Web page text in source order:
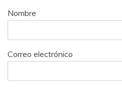
Nombre
Correo electrónico